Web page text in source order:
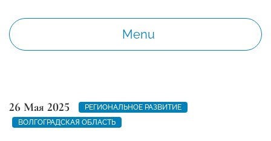
Menu
26 Мая 2025
РЕГИОНАЛЬНОЕ РАЗВИТИЕ
ВОЛГОГРАДСКАЯ ОБЛАСТЬ